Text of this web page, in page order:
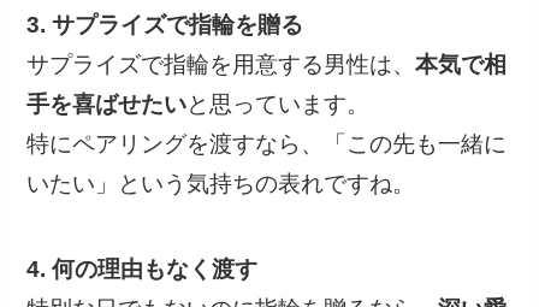
3. サプライズで指輪を贈る
サプライズで指輪を用意する男性は、本気で相
手を喜ばせたいと思っています。
特にペアリングを渡すなら、「この先も一緒に
いたい」という気持ちの表れですね。
4. 何の理由もなく渡す